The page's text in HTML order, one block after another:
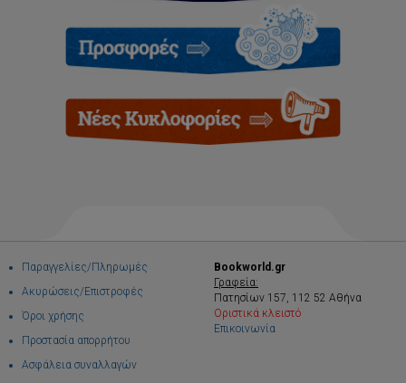
Παραγγελίες/Πληρωμές
Ακυρώσεις/Επιστροφές
Όροι χρήσης
Προστασία απορρήτου
Ασφάλεια συναλλαγών
Bookworld.gr
Γραφεία:
Πατησίων 157, 112 52 Αθήνα
Οριστικά κλειστό
Επικοινωνία